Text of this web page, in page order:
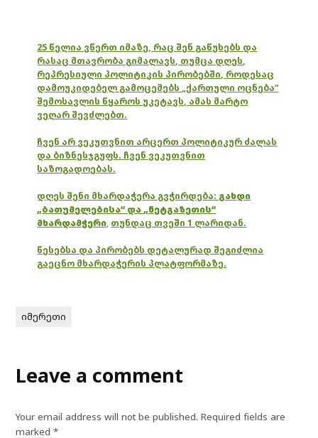
25 წელია ვწერთ იმაზე, რაც შენ გაწუხებს და
რასაც მთავრობა გიმალავს, თუმცა დღეს,
რეპრესიული პოლიტიკის პირობებში, როდესაც
დამოუკიდებელ გამოცემებს „ქართული ოცნება“
შემოსავლის წყაროს უკეტავს, ამას მარტო
ვეღარ შევძლებთ.
ჩვენ არ ვეკუთვნით არცერთ პოლიტიკურ ძალას
და ბიზნესჯგუფს. ჩვენ ვეკუთვნით
საზოგადოებას.
დღეს შენი მხარდაჭერა გვჭირდება: გახდი
„ბათუმელებისა“ და „ნეტგაზეთის“
მხარდამჭერი, თუნდაც თვეში 1 ლარიდან.
წესებსა და პირობებს დეტალურად შეგიძლია
გაეცნო მხარდაჭერის პლატფორმაზე.
იმერეთი
Leave a comment
Your email address will not be published. Required fields are
marked*